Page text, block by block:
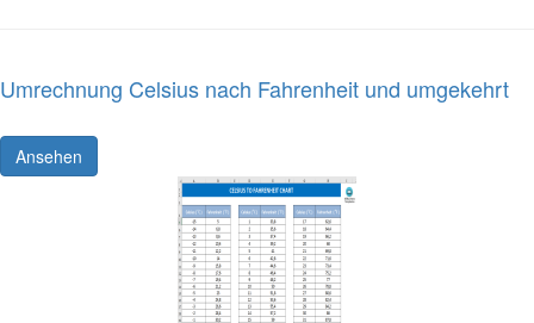
Umrechnung Celsius nach Fahrenheit und umgekehrt
Ansehen